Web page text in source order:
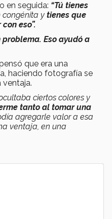
en seguida: “Tú tienes
congénita y tienes que
eso”.
Eso ayudó a
que era una
haciendo fotografía se
ventaja.
ciertos colores y
tanto al tomar una
agregarle valor a esa
ventaja, en una